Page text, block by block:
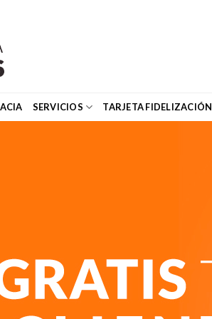
SERVICIOS TARJETA FIDELIZACIÓN